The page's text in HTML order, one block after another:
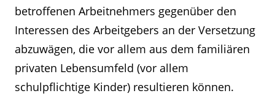
betroffenen Arbeitnehmers gegenüber den
Interessen des Arbeitgebers an der Versetzung
abzuwägen, die vor allem aus dem familiären
privaten Lebensumfeld (vor allem
schulpflichtige Kinder) resultieren können.